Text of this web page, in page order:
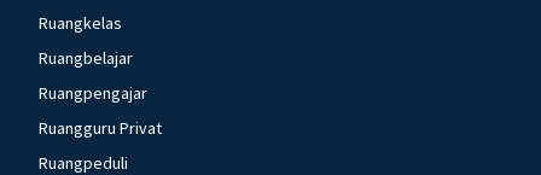
Ruangkelas
Ruangbelajar
Ruangpengajar
Ruangguru Privat
Ruangpeduli